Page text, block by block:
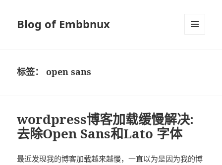
Blog of Embbnux
标签：open sans
wordpress博客加载缓慢解决:
去除Open Sans和Lato 字体
最近发现我的博客加载越来越慢，一直以为是因为我的博